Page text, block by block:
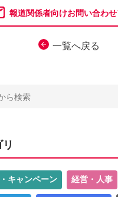
一覧へ戻る
報道関係者向けお問い合わ
キャンペーン 経営・人事